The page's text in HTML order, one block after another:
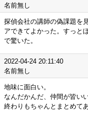
名前無し
探偵会社の講師の偽課題を
アできてよかった。すっと
で驚いた。
2022-04-24 20:11:40
名前無し
地味に面白い。
なんだかんだ、仲間が皆いい
終わりもちゃんとまとめてあ